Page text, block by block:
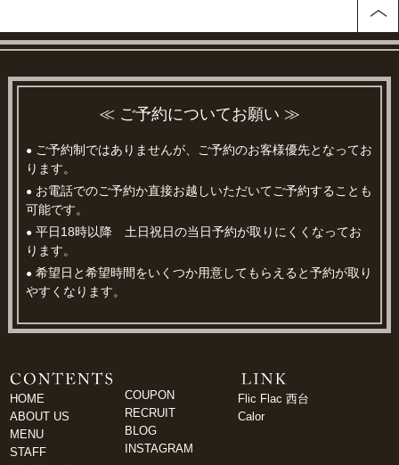
≪ ご予約についてお願い ≫
● ご予約制ではありませんが、ご予約のお客様優先となってお
ります。
● お電話でのご予約か直接お越しいただいてご予約することも
可能です。
● 平日18時以降 土日祝日の当日予約が取りにくくなってお
ります。
● 希望日と希望時間をいくつか用意してもらえると予約が取り
やすくなります。
HOME
ABOUT US
MENU
STAFF
COUPON
RECRUIT
BLOG
INSTAGRAM
Flic Flac 西台
Calor